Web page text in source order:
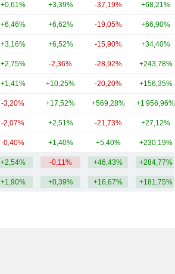
+0,61% +3,39% -37,19% +68,21%
+6,46% +6,62% -19,05% +66,90%
+3,16% +6,52% -15,90% +34,40%
+2,75% -2,36% -28,92% +243,78%
+1,41% +10,25% -20,20% +156,35%
-3,20% +17,52% +569,28% +1 956,96%
-2,07% +2,51% -21,73% +27,12%
-0,40% +1,40% +5,40% +230,19%
+2,54% -0,11% +46,43% +284,77%
+1,90% +0,39% +16,67% +181,75%